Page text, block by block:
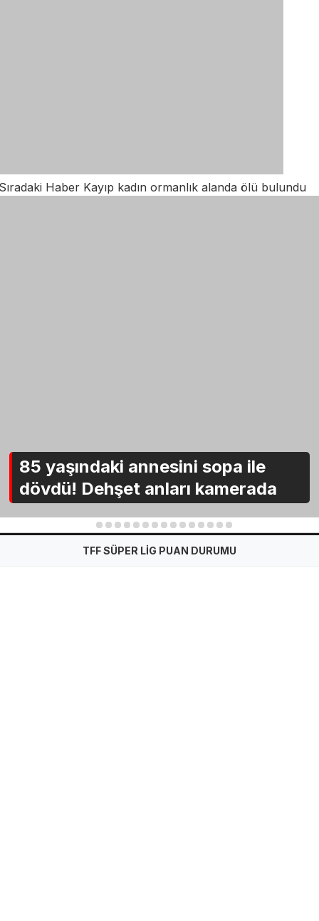
Haber Kayıp kadın ormanlık alanda ölü bulundu
85 yaşındaki annesini sopa ile
dövdü! Dehşet anları kamerada
2 3 4 5 6 7 8 9 10 11 12 13 14 15
TFF SÜPER LİG PUAN DURUMU